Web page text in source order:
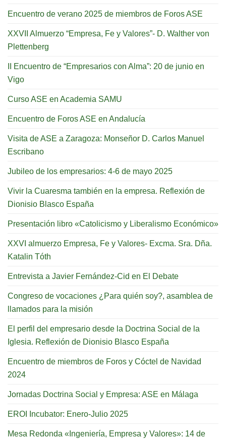
Encuentro de verano 2025 de miembros de Foros ASE
XXVII Almuerzo “Empresa, Fe y Valores”- D. Walther von
Plettenberg
II Encuentro de “Empresarios con Alma”: 20 de junio en
Vigo
Curso ASE en Academia SAMU
Encuentro de Foros ASE en Andalucía
Visita de ASE a Zaragoza: Monseñor D. Carlos Manuel
Escribano
Jubileo de los empresarios: 4-6 de mayo 2025
Vivir la Cuaresma también en la empresa. Reflexión de
Dionisio Blasco España
Presentación libro «Catolicismo y Liberalismo Económico»
XXVI almuerzo Empresa, Fe y Valores- Excma. Sra. Dña.
Katalin Tóth
Entrevista a Javier Fernández-Cid en El Debate
Congreso de vocaciones ¿Para quién soy?, asamblea de
llamados para la misión
El perfil del empresario desde la Doctrina Social de la
Iglesia. Reflexión de Dionisio Blasco España
Encuentro de miembros de Foros y Cóctel de Navidad
2024
Jornadas Doctrina Social y Empresa: ASE en Málaga
EROI Incubator: Enero-Julio 2025
Mesa Redonda «Ingeniería, Empresa y Valores»: 14 de